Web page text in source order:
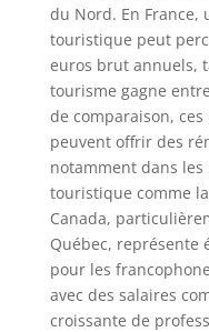
du Nord. En France,
touristique peut
euros brut annuels,
tourisme gagne
de comparaison,
peuvent offrir des
notamment dans
touristique comme
Canada,
Québec, représente
pour les
avec des salaires
croissante de